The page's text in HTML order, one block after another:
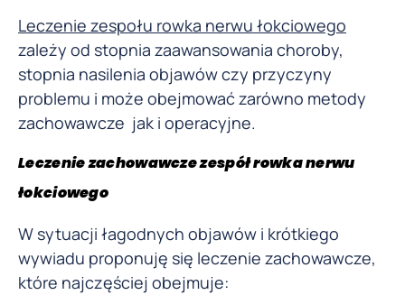
Leczenie zespołu rowka nerwu łokciowego
zależy od stopnia zaawansowania choroby,
stopnia nasilenia objawów czy przyczyny
problemu i może obejmować zarówno metody
zachowawcze jak i operacyjne.
Leczenie zachowawcze zespół rowka nerwu
łokciowego
W sytuacji łagodnych objawów i krótkiego
wywiadu proponuję się leczenie zachowawcze,
które najczęściej obejmuje: